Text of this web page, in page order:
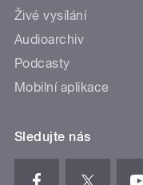
Živé vysílání
Audioarchiv
Podcasty
Mobilní aplikace
Sledujte nás